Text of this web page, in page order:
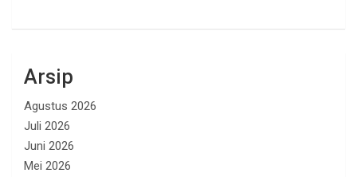
Arsip
Agustus 2026
Juli 2026
Juni 2026
Mei 2026